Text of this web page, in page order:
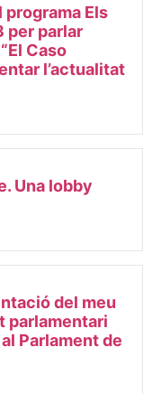
Els
per parlar
Caso
l’actualitat
Una lobby
del meu
parlamentari
Parlament de